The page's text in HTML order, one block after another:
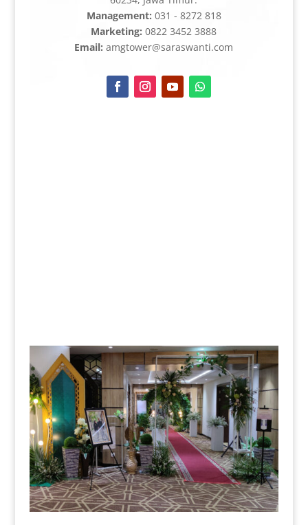
Management: 031 - 8272 818
Marketing: 0822 3452 3888
Email: amgtower@saraswanti.com